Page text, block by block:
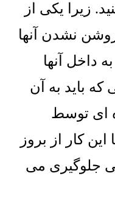
زیرا یکی از
نشدن آنها
داخل آنها
که باید به آن
ای توسط
کار از بروز
جلوگیری می